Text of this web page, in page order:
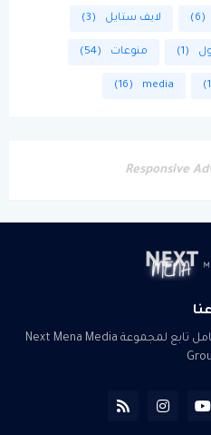
(6) لايف ستايل (3)
(1) منوعات (54)
media
(16)
Responsive
عنا
العالم العربي موقع إخباري عربي شامل تابع لمجموعة Next Mena Media